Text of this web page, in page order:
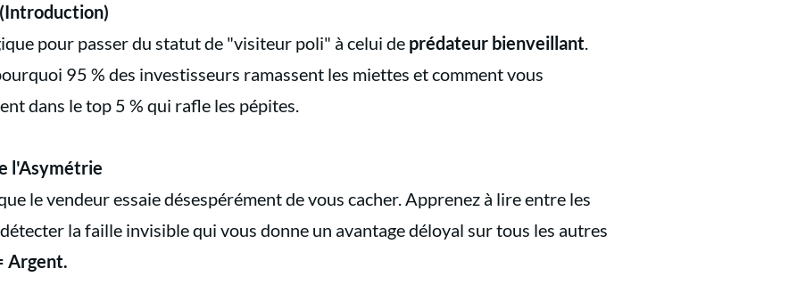
pour passer du statut de "visiteur poli" à celui de prédateur bienveillant.
95 % des investisseurs ramassent les miettes et comment vous
dans le top 5 % qui rafle les pépites.
l'Asymétrie
le vendeur essaie désespérément de vous cacher. Apprenez à lire entre les
la faille invisible qui vous donne un avantage déloyal sur tous les autres
Argent.